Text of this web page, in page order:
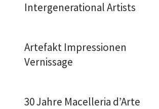
Intergenerational Artists
Artefakt Impressionen
Vernissage
30 Jahre Macelleria d’Arte